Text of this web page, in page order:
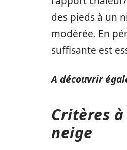
des pieds à un
modérée. En
suffisante est
A découvrir
Critères
neige